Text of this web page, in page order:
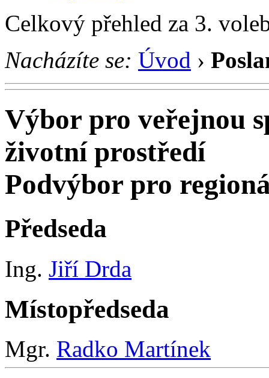
Celkový přehled za 3.
Nacházíte se: Úvod ›
Výbor pro veřejnou
životní prostředí
Podvýbor pro
Předseda
Ing. Jiří Drda
Místopředseda
Mgr. Radko Martínek